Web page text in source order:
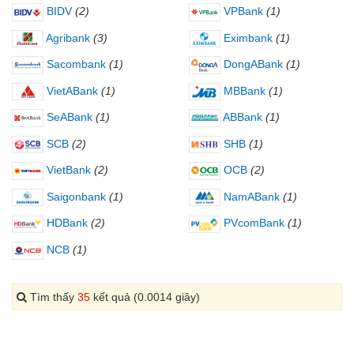
BIDV (2) VPBank (1)
Agribank (3) Eximbank (1)
Sacombank (1) DongABank (1)
VietABank (1) MBBank (1)
SeABank (1) ABBank (1)
SCB (2) SHB (1)
VietBank (2) OCB (2)
Saigonbank (1) NamABank (1)
HDBank (2) PVcomBank (1)
NCB (1)
Tìm thấy 35 kết quả (0.0014 giây)